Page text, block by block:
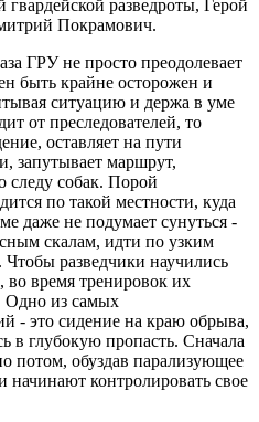
разведроты, Герой
Покрамович.
ГРУ не просто преодолевает
быть крайне осторожен и
ситуацию и держа в уме
от преследователей, то
оставляет на пути
запутывает маршрут,
следу собак. Порой
по такой местности, куда
даже не подумает сунуться -
скалам, идти по узким
разведчики научились
во время тренировок их
Одно из самых
- это сидение на краю обрыва,
в глубокую пропасть. Сначала
потом, обуздав парализующее
начинают контролировать свое